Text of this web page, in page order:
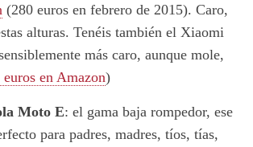
(280 euros en febrero de 2015). Caro,
alturas. Tenéis también el Xiaomi
más caro, aunque mole,
euros en Amazon)
Moto E: el gama baja rompedor, ese
para padres, madres, tíos, tías,